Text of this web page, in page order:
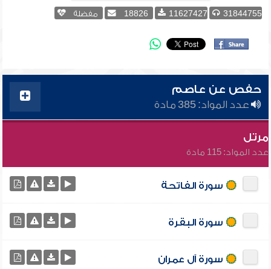
31844755
11627427
18826 مفضلة
حفص عن عاصم
عدد المواد: 385 مادة
مرتل
عدد المواد: 115 مادة
سورة الفاتحة
سورة البقرة
سورة آل عمران